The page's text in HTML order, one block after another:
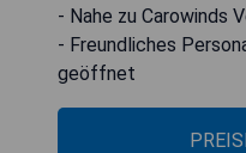
- Nahe zu Carowinds
- Freundliches
geöffnet